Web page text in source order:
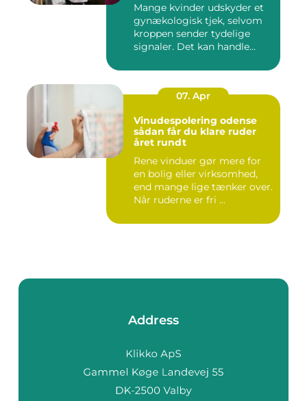
Mange kvinder udskyder et
gynækologisk tjek, selvom
kroppen sender tydelige
signaler. Det kan handle...
07. Apr
Vinudespolering odense
sådan får du klare ruder
året rundt
Rene vinduer gør mere for
en bolig eller virksomhed,
end mange lige tænker over.
Når ruderne er fri ...
Address